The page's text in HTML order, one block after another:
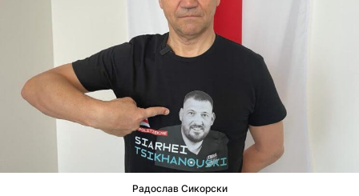
Радослав Сикорски